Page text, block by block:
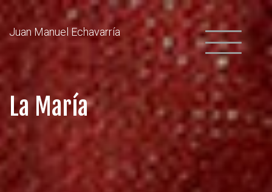
Juan Manuel Echavarría
La María